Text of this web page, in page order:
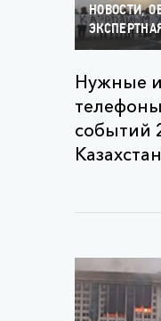
НОВОСТИ,
Нужные
событий